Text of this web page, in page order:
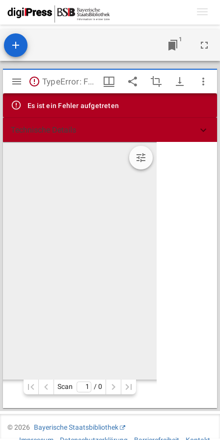
1
Mirador
Viewer
TypeError: Failed to fetch
Es ist ein Fehler aufgetreten
Technische Details
Scan / 0
©2026
Bayerische Staatsbibliothek